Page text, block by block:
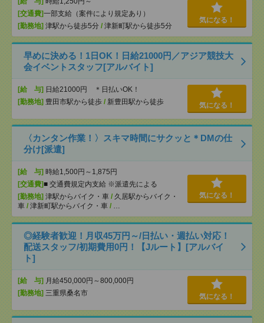
[交通費]一部支給（案件により規定あり）
[勤務地] 津駅から徒歩5分 / 津新町駅から徒歩5分
気になる！
早めに決める！1日OK！日給21000円／アジア競技大
会イベントスタッフ[アルバイト]
[給 与] 日給21000円 ＊日払いOK！
[勤務地] 豊田市駅から徒歩 / 新豊田駅から徒歩 気になる！
〈カンタン作業！〉スキマ時間にサクッと＊DMの仕
分け[派遣]
[給 与] 時給1,500円～1,875円
[交通費]■ 交通費規定内支給 ※派遣先による
[勤務地] 津駅からバイク・車 / 久居駅からバイク・
車 / 津新町駅からバイク・車 / …
気になる！
◎経験者歓迎！月収45万円～/日払い・週払い対応！
配送スタッフ/初期費用0円！【Jルート】[アルバイ
ト]
[給 与] 月給450,000円～800,000円
[勤務地] 三重県桑名市 気になる！